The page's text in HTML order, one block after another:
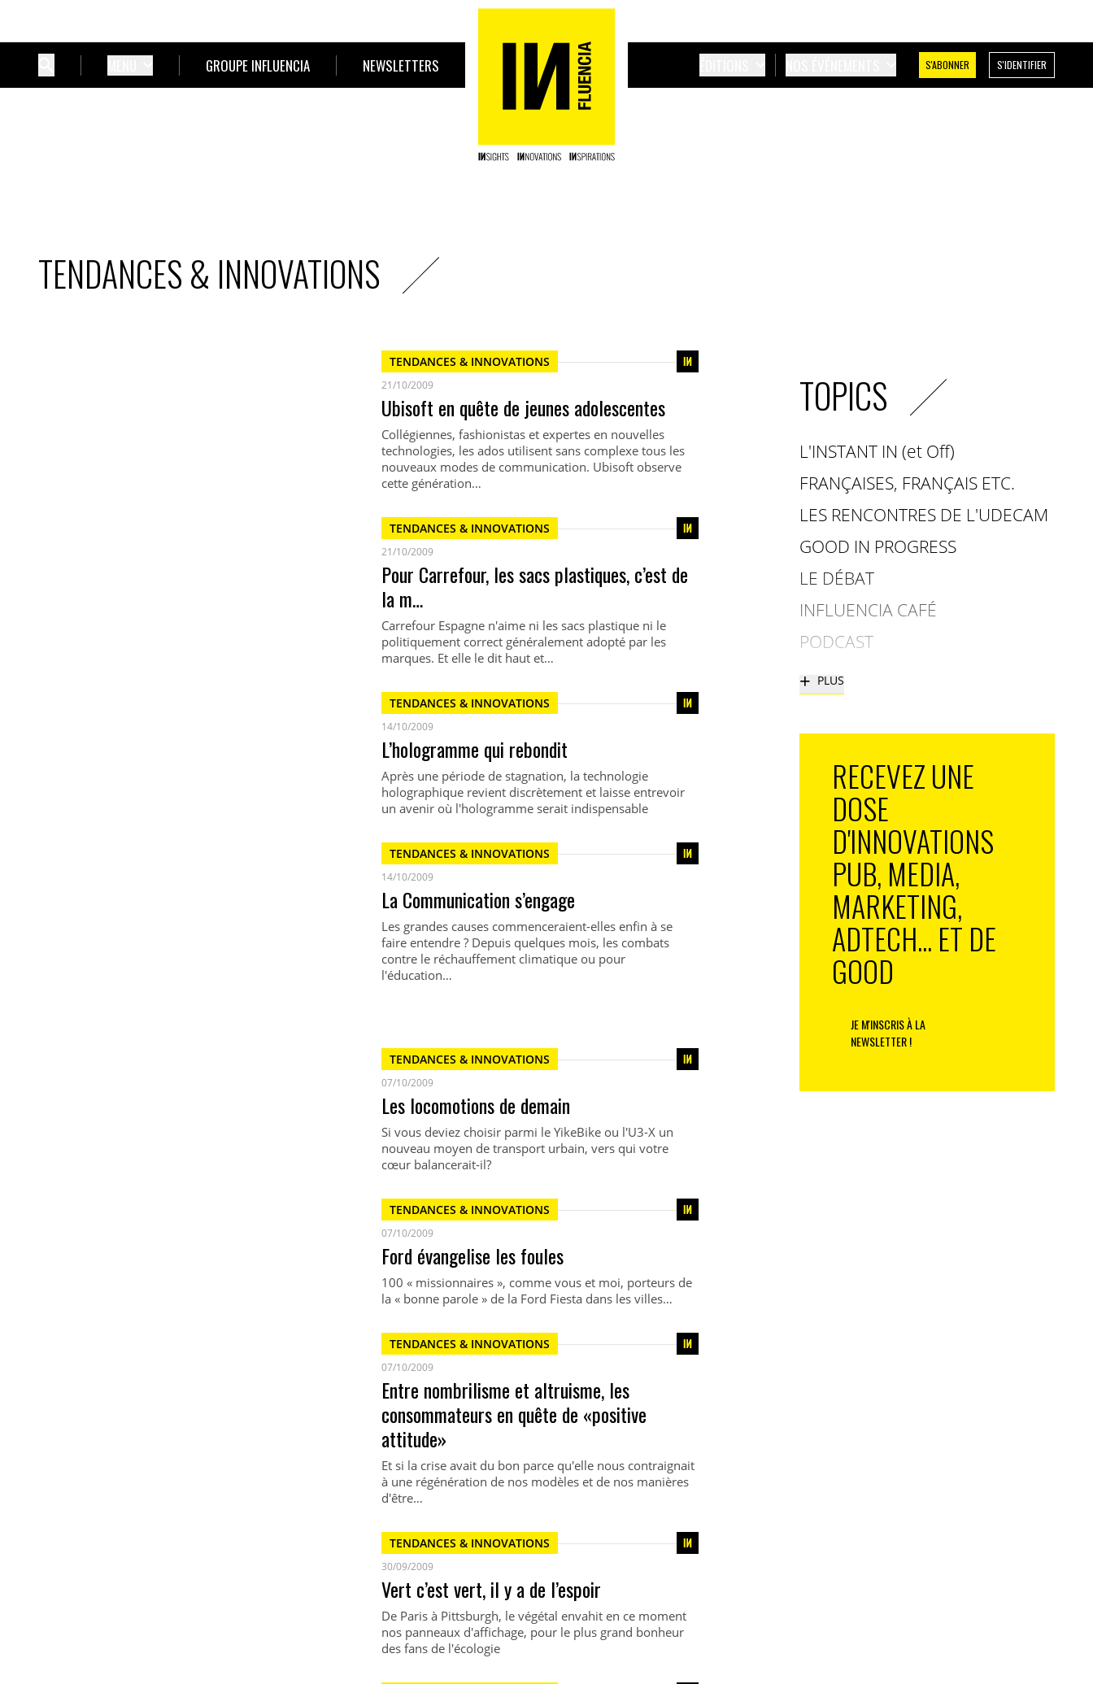
GROUPE INFLUENCIA NEWSLETTERS S'ABONNER S'IDENTIFIER
TENDANCES & INNOVATIONS
TENDANCES & INNOVATIONS
21/10/2009
Ubisoft en quête de jeunes adolescentes
Collégiennes, fashionistas et expertes en nouvelles
technologies, les ados utilisent sans complexe tous les
nouveaux modes de communication. Ubisoft observe
cette génération…
TENDANCES & INNOVATIONS
21/10/2009
Pour Carrefour, les sacs plastiques, c’est de
la m…
Carrefour Espagne n'aime ni les sacs plastique ni le
politiquement correct généralement adopté par les
marques. Et elle le dit haut et…
TENDANCES & INNOVATIONS
14/10/2009
L’hologramme qui rebondit
Après une période de stagnation, la technologie
holographique revient discrètement et laisse entrevoir
un avenir où l'hologramme serait indispensable
TENDANCES & INNOVATIONS
14/10/2009
La Communication s’engage
Les grandes causes commenceraient-elles enfin à se
faire entendre ? Depuis quelques mois, les combats
contre le réchauffement climatique ou pour
l'éducation…
TENDANCES & INNOVATIONS
07/10/2009
Les locomotions de demain
Si vous deviez choisir parmi le YikeBike ou l'U3-X un
nouveau moyen de transport urbain, vers qui votre
cœur balancerait-il?
TENDANCES & INNOVATIONS
07/10/2009
Ford évangelise les foules
100 « missionnaires », comme vous et moi, porteurs de
la « bonne parole » de la Ford Fiesta dans les villes…
TENDANCES & INNOVATIONS
07/10/2009
Entre nombrilisme et altruisme, les
consommateurs en quête de «positive
attitude»
Et si la crise avait du bon parce qu'elle nous contraignait
à une régénération de nos modèles et de nos manières
d'être…
TENDANCES & INNOVATIONS
30/09/2009
Vert c’est vert, il y a de l’espoir
De Paris à Pittsburgh, le végétal envahit en ce moment
nos panneaux d'affichage, pour le plus grand bonheur
des fans de l'écologie
TOPICS
L'INSTANT IN (et Off)
FRANÇAISES, FRANÇAIS ETC.
LES RENCONTRES DE L'UDECAM
GOOD IN PROGRESS
LE DÉBAT
INFLUENCIA CAFÉ
PODCAST
+ PLUS
RECEVEZ UNE
DOSE
D'INNOVATIONS
PUB, MEDIA,
MARKETING,
ADTECH... ET DE
GOOD
JE M'INSCRIS À LA
NEWSLETTER !